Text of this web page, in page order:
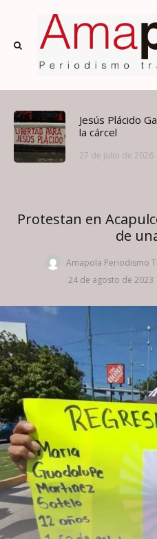
Jesús Plácido
la cárcel
27 de julio de 2026
Protestan en
de
Amapola Periodismo
24 de agosto de 2023